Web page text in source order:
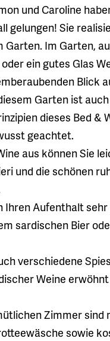
und Caroline
gelungen! Sie
Im Garten,
ein gutes Glas
Blick
Garten ist
dieses Bed &
geachtet.
aus können Sie
und die schönen
Ihren Aufenthalt
sardischen Bier
verschiedene
Weine
Zimmer
sowie